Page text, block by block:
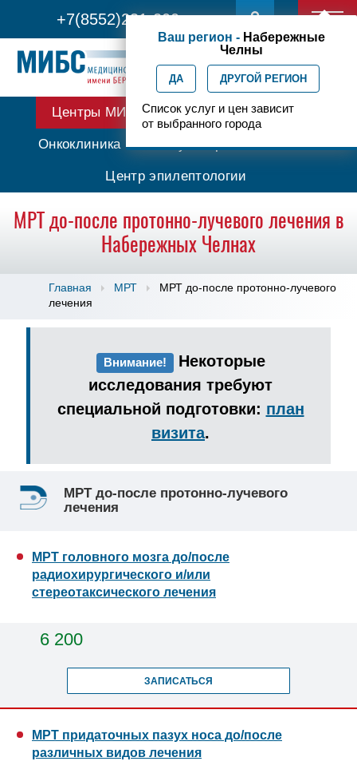
+7(8552)231-200
Ваш регион - Набережные
Челны
ДА ДРУГОЙ РЕГИОН
Список услуг и цен зависит
от выбранного города
Центры МИБС Протонная терапия
Онкоклиника Амбулаторная онкология
Центр эпилептологии
МРТ до-после протонно-лучевого лечения в
Набережных Челнах
Главная МРТ
МРТ до-после протонно-лучевого
лечения
Внимание! Некоторые
исследования требуют
специальной подготовки: план
визита.
МРТ до-после протонно-лучевого
лечения
МРТ головного мозга до/после
радиохирургического и/или
стереотаксического лечения
6 200
ЗАПИСАТЬСЯ
МРТ придаточных пазух носа до/после
различных видов лечения